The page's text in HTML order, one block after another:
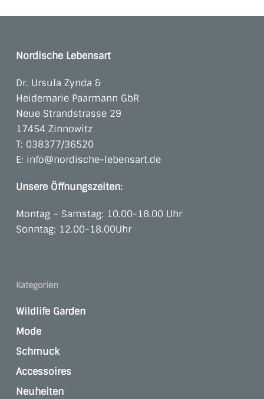
Nordische Lebensart
Dr. Ursula Zynda &
Heidemarie Paarmann GbR
Neue Strandstrasse 29
17454 Zinnowitz
T: 038377/36520
E: info@nordische-lebensart.de
Unsere Öffnungszeiten:
Montag – Samstag: 10.00-18.00 Uhr
Sonntag: 12.00-18.00Uhr
Kategorien
Wildlife Garden
Mode
Schmuck
Accessoires
Neuheiten